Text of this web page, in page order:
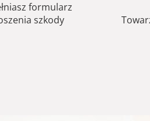
formularz
szkody